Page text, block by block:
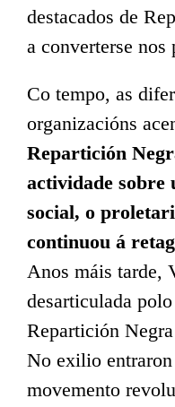
destacados de
a converterse
Co tempo, as
organizacións
Repartición
actividade sobre
social, o
continuou á
Anos máis tarde,
desarticulada
Repartición
No exilio
movemento